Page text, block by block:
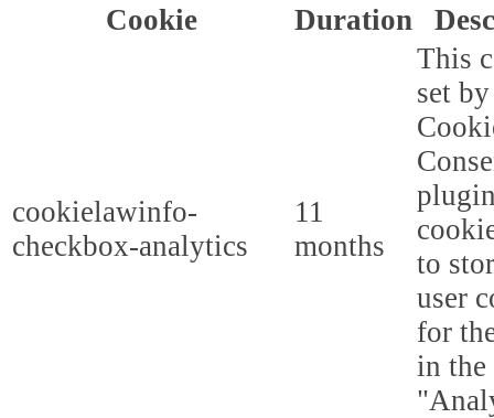
Cookie
Duration
cookielawinfo-
checkbox-analytics
11
months
This
set
to
user
for
in the